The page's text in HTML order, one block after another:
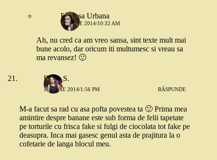
Printesa Urbana
18 IUNIE 2014/10:32 AM
Ah, nu cred ca am vreo sansa, sint texte mult mai
bune acolo, dar oricum iti multumesc si vreau sa
ma revansez! 🙂
Elena S.
19 IUNIE 2014/1:56 PM RĂSPUNDE
M-a facut sa rad cu asa pofta povestea ta 🙂 Prima mea
amintire despre banane este sub forma de felii tapetate
pe torturile cu frisca fake si fulgi de ciocolata tot fake pe
deasupra. Inca mai gasesc genul asta de prajitura la o
cofetarie de langa blocul meu.